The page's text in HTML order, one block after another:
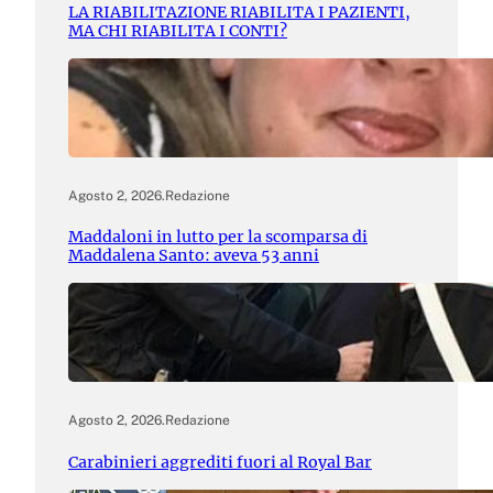
LA RIABILITAZIONE RIABILITA I PAZIENTI,
MA CHI RIABILITA I CONTI?
Agosto 2, 2026.Redazione
Maddaloni in lutto per la scomparsa di
Maddalena Santo: aveva 53 anni
Agosto 2, 2026.Redazione
Carabinieri aggrediti fuori al Royal Bar